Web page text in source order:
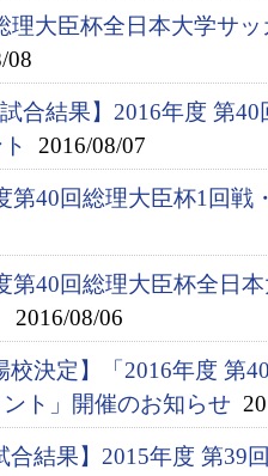
理大臣杯全日本大学サ
08
試合結果】2016年度 第
2016/08/07
第40回総理大臣杯1回戦
第40回総理大臣杯全日
2016/08/06
校決定】「2016年度 第
ト」開催のお知らせ
合結果】2015年度 第39